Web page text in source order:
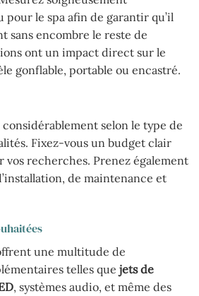
pour le spa afin de garantir qu’il
sans encombre le reste de
ont un impact direct sur le
gonflable, portable ou encastré.
considérablement selon le type de
Fixez-vous un budget clair
vos recherches. Prenez également
de maintenance et
une multitude de
telles que jets de
, systèmes audio, et même des